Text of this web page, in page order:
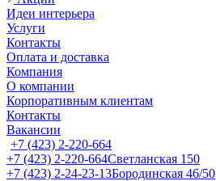
Идеи интерьера
Услуги
Контакты
Оплата и доставка
Компания
О компании
Корпоративным клиентам
Контакты
Вакансии
+7 (423) 2-220-664
+7 (423) 2-220-664Светланская 150
+7 (423) 2-24-23-13Бородинская 46/50